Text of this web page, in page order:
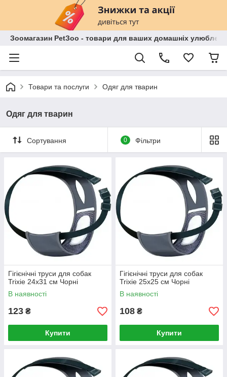
Зоомагазин PetЗoo - товари для ваших домашніх
Товари та послуги Одяг для тварин
Одяг для тварин
Сортування 0 Фільтри
Гігієнічні труси для собак
Trixie 24х31 см Чорні
В наявності
123 ₴
Купити
Гігієнічні труси для собак
Trixie 25х25 см Чорні
В наявності
108 ₴
Купити